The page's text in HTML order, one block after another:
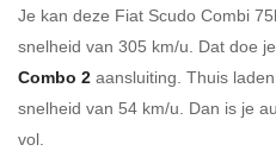
Je kan deze Fiat Scudo Combi
snelheid van 305 km/u. Dat doe
Combo 2 aansluiting. Thuis
snelheid van 54 km/u. Dan is je
vol.